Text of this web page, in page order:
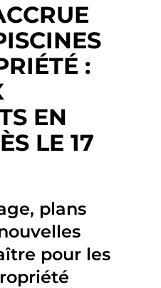
:
EN
LE 17
plans
pour les